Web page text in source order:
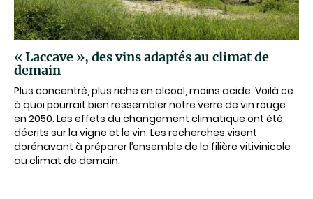
« Laccave », des vins adaptés au climat de
demain
Plus concentré, plus riche en alcool, moins acide. Voilà ce
à quoi pourrait bien ressembler notre verre de vin rouge
en 2050. Les effets du changement climatique ont été
décrits sur la vigne et le vin. Les recherches visent
dorénavant à préparer l’ensemble de la filière vitivinicole
au climat de demain.